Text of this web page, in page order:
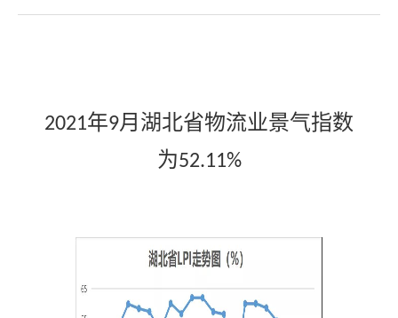
2021年9月湖北省物流业景气指数
为52.11%